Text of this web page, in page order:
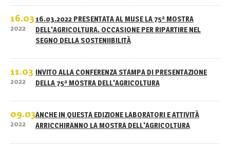
16.03
2022
16.03.2022 PRESENTATA AL MUSE LA 75ª MOSTRA
DELL'AGRICOLTURA. OCCASIONE PER RIPARTIRE NEL
SEGNO DELLA SOSTENIIBILITÀ
11.03
2022
INVITO ALLA CONFERENZA STAMPA DI PRESENTAZIONE
DELLA 75ª MOSTRA DELL'AGRICOLTURA
09.03
2022
ANCHE IN QUESTA EDIZIONE LABORATORI E ATTIVITÀ
ARRICCHIRANNO LA MOSTRA DELL'AGRICOLTURA